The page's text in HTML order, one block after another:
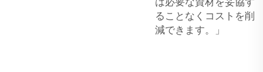
ることなくコストを削
減できます。」